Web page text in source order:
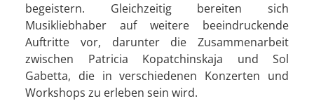
begeistern. Gleichzeitig bereiten sich
Musikliebhaber auf weitere beeindruckende
Auftritte vor, darunter die Zusammenarbeit
zwischen Patricia Kopatchinskaja und Sol
Gabetta, die in verschiedenen Konzerten und
Workshops zu erleben sein wird.